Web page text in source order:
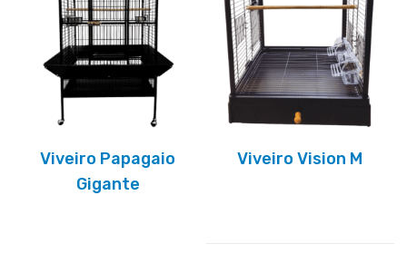
Viveiro Papagaio
Gigante
Viveiro Vision M